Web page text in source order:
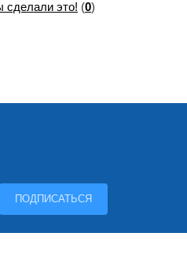
сделали это! (0)